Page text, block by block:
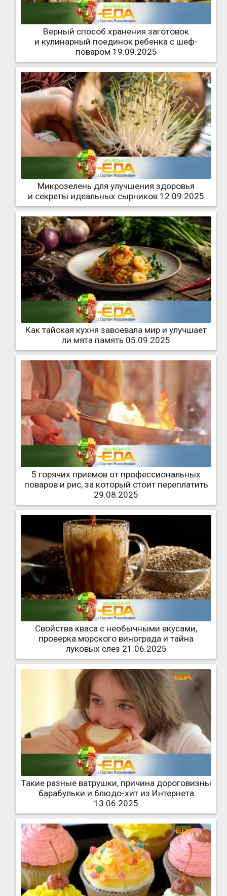
Верный способ хранения заготовок
и кулинарный поединок ребенка с шеф-
поваром 19.09.2025
Микрозелень для улучшения здоровья
и секреты идеальных сырников 12.09.2025
Как тайская кухня завоевала мир и улучшает
ли мята память 05.09.2025
5 горячих приемов от профессиональных
поваров и рис, за который стоит переплатить
29.08.2025
Свойства кваса с необычными вкусами,
проверка морского винограда и тайна
луковых слез 21.06.2025
Такие разные ватрушки, причина дороговизны
барабульки и блюдо-хит из Интернета
13.06.2025